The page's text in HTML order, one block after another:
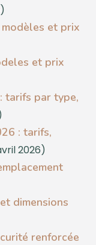
et prix
et prix
tarifs par type,
: tarifs,
2026)
dimensions
renforcée